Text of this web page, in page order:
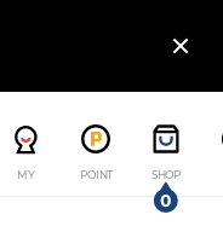
MY POINT SHOP
0